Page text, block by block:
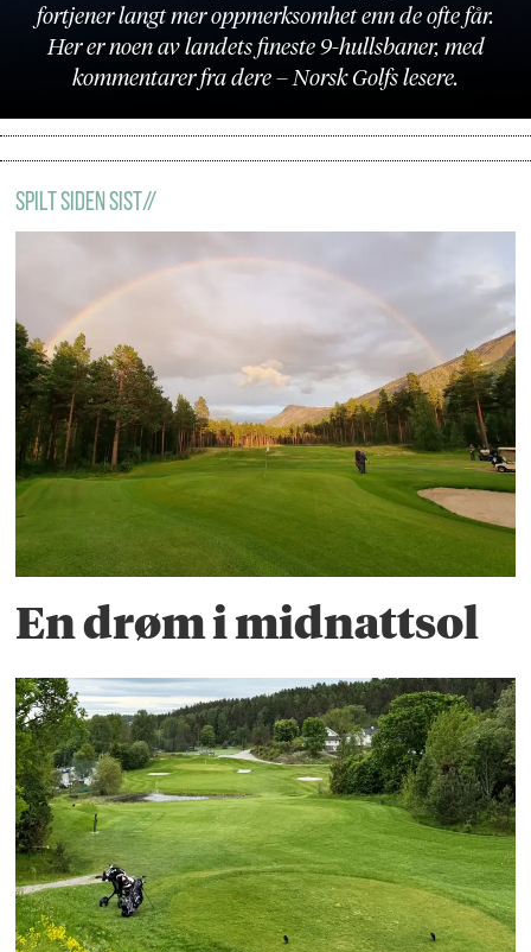
fortjener langt mer oppmerksomhet enn de ofte får.
Her er noen av landets fineste 9-hullsbaner, med
kommentarer fra dere – Norsk Golfs lesere.
Spilt Siden Sist//
En drøm i midnattsol